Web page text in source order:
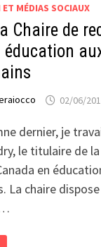
MÉDIAS SOCIAUX
Chaire de
éducation
02/06/
dernier, je
le titulaire de
en
La chaire